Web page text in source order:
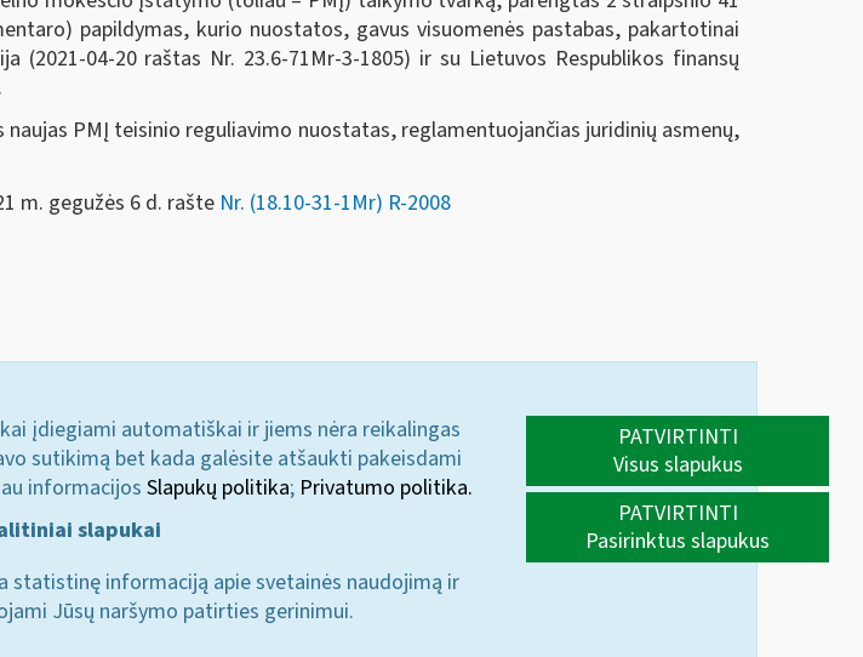
papildymas, kurio nuostatos, gavus visuomenės pastabas, pakartotinai
04-20 raštas Nr. 23.6-71Mr-3-1805) ir su Lietuvos Respublikos finansų
PMĮ teisinio reguliavimo nuostatas, reglamentuojančias juridinių asmenų,
m. gegužės 6 d. rašte Nr. (18.10-31-1Mr) R-2008
įdiegiami automatiškai ir jiems nėra reikalingas
sutikimą bet kada galėsite atšaukti pakeisdami
informacijos Slapukų politika; Privatumo politika.
slapukai
statistinę informaciją apie svetainės naudojimą ir
Jūsų naršymo patirties gerinimui.
PATVIRTINTI
Visus slapukus
PATVIRTINTI
Pasirinktus slapukus